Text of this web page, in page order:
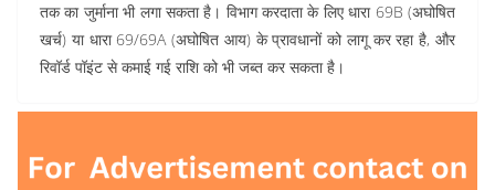
तक का जुर्माना भी लगा सकता है। विभाग करदाता के लिए धारा 69B (अघोषित
खर्च) या धारा 69/69A (अघोषित आय) के प्रावधानों को लागू कर रहा है, और
रिवॉर्ड पॉइंट से कमाई गई राशि को भी जब्त कर सकता है।